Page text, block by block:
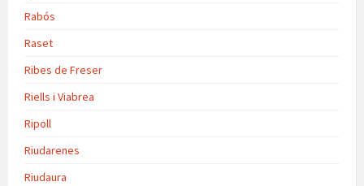
Rabós
Raset
Ribes de Freser
Riells i Viabrea
Ripoll
Riudarenes
Riudaura